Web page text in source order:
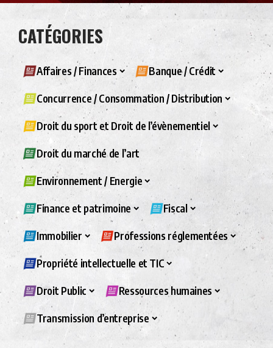
CATÉGORIES
Affaires / Finances Banque / Crédit
Concurrence / Consommation / Distribution
Droit du sport et Droit de l’évènementiel
Droit du marché de l’art
Environnement / Energie
Finance et patrimoine Fiscal
Immobilier Professions réglementées
Propriété intellectuelle et TIC
Droit Public Ressources humaines
Transmission d’entreprise